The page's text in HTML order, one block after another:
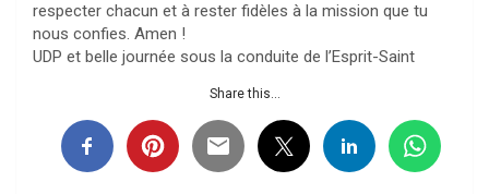
respecter chacun et à rester fidèles à la mission que tu
nous confies. Amen !
UDP et belle journée sous la conduite de l’Esprit-Saint
Share this...